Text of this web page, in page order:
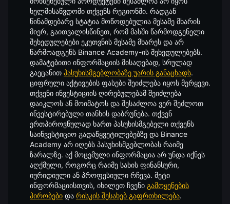
ხელმისაწვდომი თქვენს რეგიონში. რადგან
წინამდებარე სტატია მოწოდებულია მესამე მხარის
მიერ, გაითვალისწინეთ, რომ მასში წარმოდგენელი
შეხედულებები ეკუთვნის მესამე მხარეს და არ
წარმოადგენს Binance Academy-ის შეხედულებებს.
დამატებითი ინფორმაციის მისაღებად, სრულად
გაეცანით პასუხისმგებლობაზე უარის განაცხადს.
ციფრული აქტივების ფასები შეიძლება იყოს მერყევი.
თქვენი ინვესტიციის ღირებულებამ შეიძლება
დაიკლოს ან მოიმატოს და შესაძლოა ვერ შეძლოთ
ინვესტირებული თანხის დაბრუნება. თქვენ
ერთპიროვნულად ხართ პასუხისმგებელი თქვენს
საინვესტიციო გადაწყვეტილებებზე და Binance
Academy არ იღებს პასუხისმგებლობას რაიმე
ზარალზე. აქ მოცემული ინფორმაცია არ უნდა იქნეს
აღქმული, როგორც რაიმე სახის ფინანსური,
იურიდიული ან პროფესიული რჩევა. მეტი
ინფორმაციისთვის, იხილეთ ჩვენი გამოყენების
პირობები და რისკის შესახებ გაფრთხილება.